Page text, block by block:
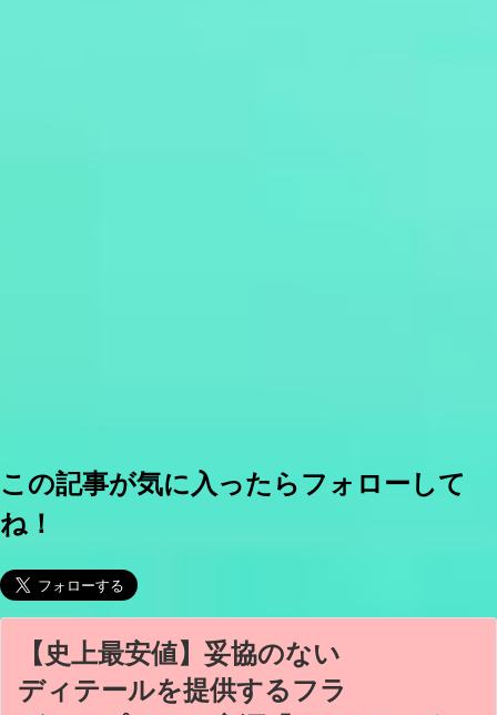
この記事が気に入ったらフォローして
ね！
【史上最安値】妥協のない
ディテールを提供するフラ